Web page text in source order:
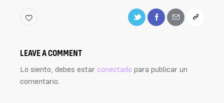
LEAVE A COMMENT
Lo siento, debes estar conectado para publicar un
comentario.